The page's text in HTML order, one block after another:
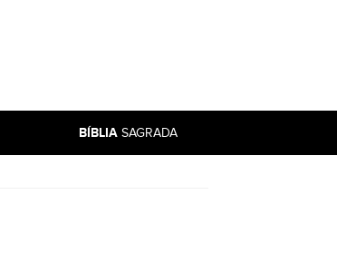
BÍBLIA SAGRADA